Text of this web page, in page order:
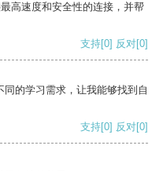
高速度和安全性的连接，并帮
支持[0] 反对[0]
的学习需求，让我能够找到自
支持[0] 反对[0]